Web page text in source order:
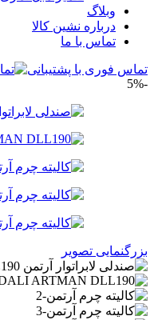
وبلاگ
درباره نشین کالا
تماس با ما
تماس فوری با پشتیبانی
-5%
بزرگنمایی تصویر